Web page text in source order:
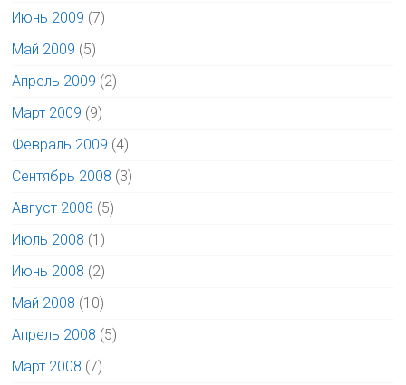
Июнь 2009 (7)
Май 2009 (5)
Апрель 2009 (2)
Март 2009 (9)
Февраль 2009 (4)
Сентябрь 2008 (3)
Август 2008 (5)
Июль 2008 (1)
Июнь 2008 (2)
Май 2008 (10)
Апрель 2008 (5)
Март 2008 (7)